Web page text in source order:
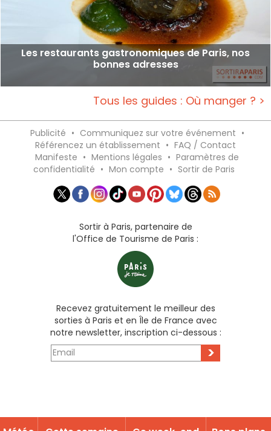
Les restaurants gastronomiques de Paris, nos
bonnes adresses
Tous les guides : Où manger ? >
Publicité • Communiquez sur votre événement •
Référencez un établissement • FAQ / Contact
Manifeste • Mentions légales • Paramètres de
confidentialité • Mon compte • Sortir de Paris
Sortir à Paris, partenaire de
l'Office de Tourisme de Paris :
Recevez gratuitement le meilleur des
sorties à Paris et en Île de France avec
notre newsletter, inscription ci-dessous :
>